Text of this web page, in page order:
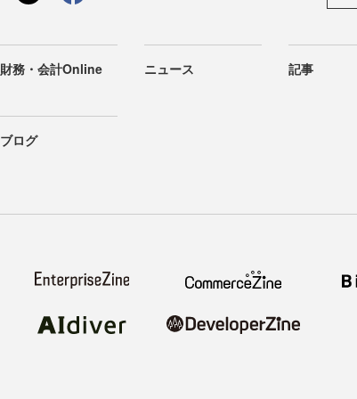
財務・会計Online ニュース 記事
ブログ